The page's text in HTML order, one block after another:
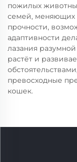
пожилых
семей, меняющих
прочности,
адаптивности
лазания
растёт и
превосходные
кошек.